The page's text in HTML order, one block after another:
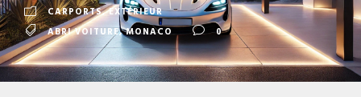
CARPORTS, EXTÉRIEUR
ABRI VOITURE, MONACO 0